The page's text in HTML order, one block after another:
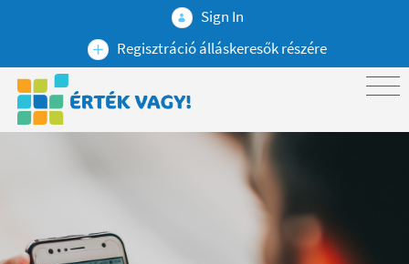
Sign In
Regisztráció álláskeresők részére